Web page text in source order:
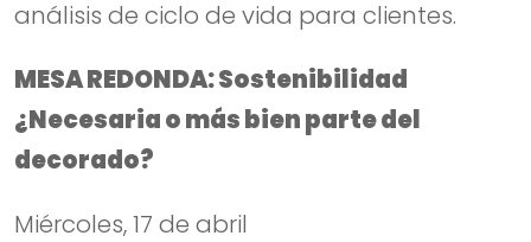
análisis de ciclo de vida para clientes.
MESA REDONDA: Sostenibilidad
¿Necesaria o más bien parte del
decorado?
Miércoles, 17 de abril